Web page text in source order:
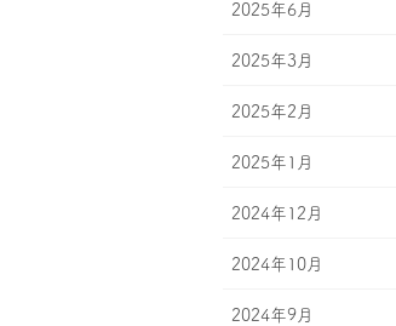
2025年6月
2025年3月
2025年2月
2025年1月
2024年12月
2024年10月
2024年9月